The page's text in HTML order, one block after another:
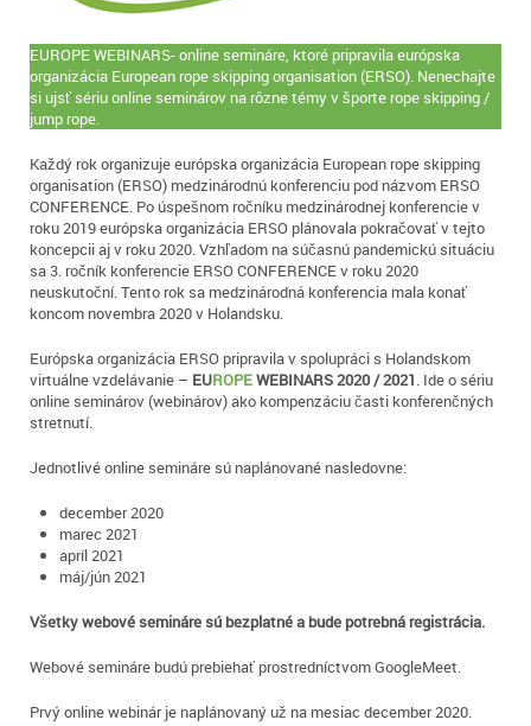
EUROPE WEBINARS- online semináre, ktoré pripravila európska
organizácia European rope skipping organisation (ERSO). Nenechajte
si ujsť sériu online seminárov na rôzne témy v športe rope skipping /
jump rope.
Každý rok organizuje európska organizácia European rope skipping
organisation (ERSO) medzinárodnú konferenciu pod názvom ERSO
CONFERENCE. Po úspešnom ročníku medzinárodnej konferencie v
roku 2019 európska organizácia ERSO plánovala pokračovať v tejto
koncepcii aj v roku 2020. Vzhľadom na súčasnú pandemickú situáciu
sa 3. ročník konferencie ERSO CONFERENCE v roku 2020
neuskutoční. Tento rok sa medzinárodná konferencia mala konať
koncom novembra 2020 v Holandsku.
Európska organizácia ERSO pripravila v spolupráci s Holandskom
virtuálne vzdelávanie – EUROPEWEBINARS 2020 / 2021. Ide o sériu
online seminárov (webinárov) ako kompenzáciu časti konferenčných
stretnutí.
Jednotlivé online semináre sú naplánované nasledovne:
december 2020
marec 2021
apríl 2021
máj/jún 2021
Všetky webové semináre sú bezplatné a bude potrebná registrácia.
Webové semináre budú prebiehať prostredníctvom GoogleMeet.
Prvý online webinár je naplánovaný už na mesiac december 2020.